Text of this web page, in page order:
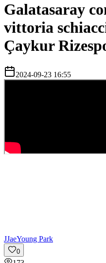
Galatasaray
vittoria
Çaykur
2024-09-23 16:55
JJaeYoung Park
0